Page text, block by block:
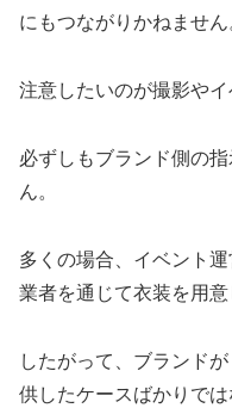
にもつながりかねません
注意したいのが撮影やイ
必ずしもブランド側の
ん。
多くの場合、イベント
業者を通じて衣装を用意
したがって、ブランド
供したケースばかりで